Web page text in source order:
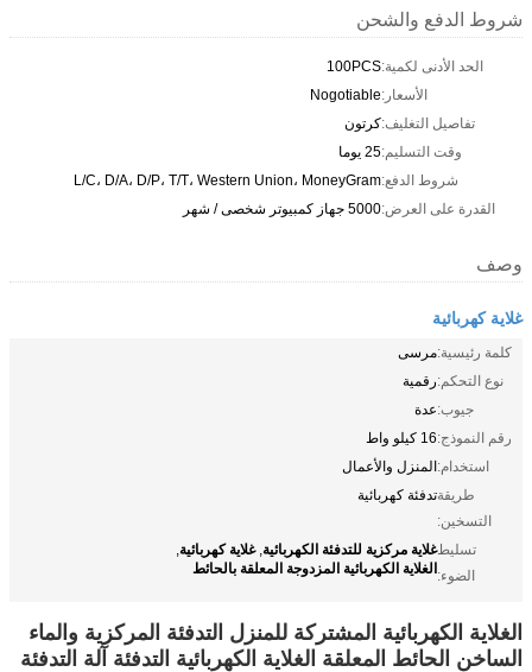
شروط الدفع والشحن
الحد الأدنى لكمية:100PCS
الأسعار:Nogotiable
تفاصيل التغليف:كرتون
وقت التسليم:25 يوما
شروط الدفع:L/C، D/A، D/P، T/T، Western Union، MoneyGram
القدرة على العرض:5000 جهاز كمبيوتر شخصى / شهر
وصف
غلاية كهربائية
كلمة رئيسية:مرسى
نوع التحكم:رقمية
جيوب:عدة
رقم النموذج:16 كيلو واط
استخدام:المنزل والأعمال
طريقة
التسخين:
تدفئة كهربائية
تسليط
الضوء:
غلاية مركزية للتدفئة الكهربائية,غلاية كهربائية,
الغلاية الكهربائية المزدوجة المعلقة بالحائط
الغلاية الكهربائية المشتركة للمنزل التدفئة المركزية والماء
الساخن الحائط المعلقة الغلاية الكهربائية التدفئة آلة التدفئة